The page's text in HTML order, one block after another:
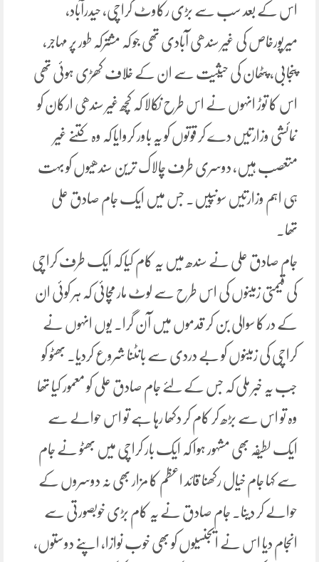
اس کے بعد سب سے بڑی رکاوٹ کراچی، حیدرآباد،
میرپورخاص کی غیر سندھی آبادی تھی جو کہ مشترکہ طور پر مہاجر،
پنجابی، پٹھان کی حیثیت سے ان کے خلاف کھڑی ہوئی تھی
اس کا توڑ انہوں نے اس طرح نکالا کہ کچھ غیر سندھی ارکان کو
نمائشی وزارتیں دے کر قوتوں کو یہ باور کروایا کہ وہ کتنے غیر
متعصب ہیں، دوسری طرف چالاک ترین سندھیوں کو بہت
ہی اہم وزارتیں سونپیں۔ جس میں ایک جام صادق علی
تھا۔
جام صادق علی نے سندھ میں یہ کام کیا کہ ایک طرف کراچی
کی قیمتی زمینوں کی اس طرح سے لوٹ مار مچائی کہ ہر کوئی ان
کے در کا سوالی بن کر قدموں میں آن گرا۔ یوں انہوں نے
کراچی کی زمینوں کو بے دردی سے بانٹنا شروع کردیا۔ بھٹو کو
جب یہ خبر ملی کہ جس کے لئے جام صادق علی کو معمور کیا تھا
وہ تو اس سے بڑھ کر کام کر دکھا رہا ہے تو اس حوالے سے
ایک لطیفہ بھی مشہور ہوا کہ ایک بار کراچی میں بھٹو نے جام
سے کہا جام خیال رکھنا قائد اعظم کا مزار بھی نہ دوسروں کے
حوالے کر دینا۔ جام صادق نے یہ کام بڑی خوبصورتی سے
انجام دیا اس نے ایجنسیوں کو بھی خوب نوازا، اپنے دوستوں،